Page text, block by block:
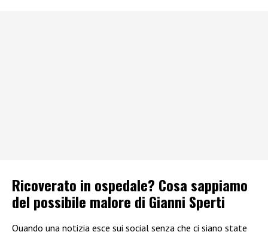
Ricoverato in ospedale? Cosa sappiamo
del possibile malore di Gianni Sperti
Quando una notizia esce sui social senza che ci siano state